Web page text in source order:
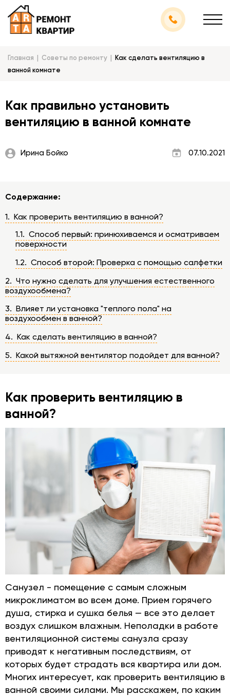
Главная Советы по ремонту
Как сделать вентиляцию в
ванной комнате
Как правильно установить
вентиляцию в ванной комнате
Ирина Бойко 07.10.2021
Содержание:
1. Как проверить вентиляцию в ванной?
1.1. Способ первый: принюхиваемся и осматриваем
поверхности
1.2. Способ второй: Проверка с помощью салфетки
2. Что нужно сделать для улучшения естественного
воздухообмена?
3. Влияет ли установка "теплого пола" на
воздухообмен в ванной?
4. Как сделать вентиляцию в ванной?
5. Какой вытяжной вентилятор подойдет для ванной?
Как проверить вентиляцию в
ванной?
Санузел - помещение с самым сложным
микроклиматом во всем доме. Прием горячего
душа, стирка и сушка белья — все это делает
воздух слишком влажным. Неполадки в работе
вентиляционной системы санузла сразу
приводят к негативным последствиям, от
которых будет страдать вся квартира или дом.
Многих интересует, как проверить вентиляцию в
ванной своими силами. Мы расскажем, по каким